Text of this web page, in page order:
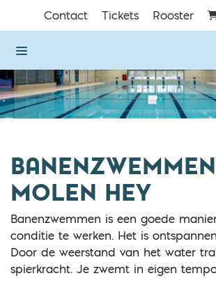
Direct naar de inhoud van de pagina
Contact Tickets Rooster
MOLEN HEY
Banenzwemmen is een goede
conditie te werken. Het is
Door de weerstand van het water
spierkracht. Je zwemt in eigen